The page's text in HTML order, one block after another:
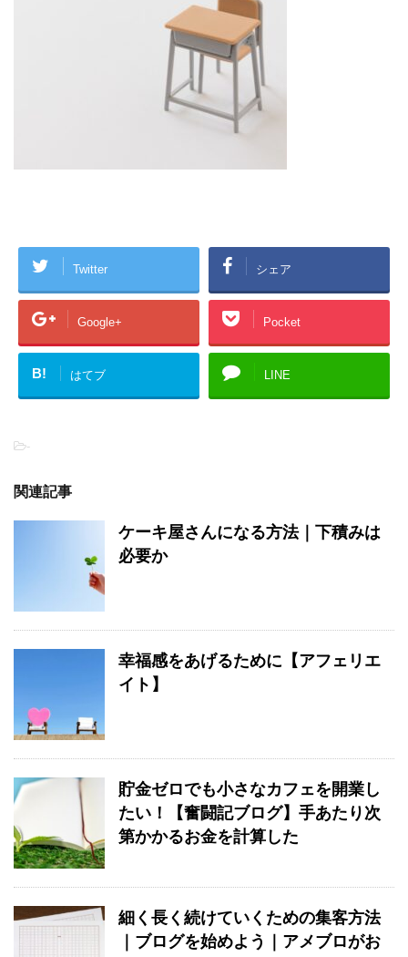
Twitter シェア
Google+ Pocket
B! はてブ LINE
-
関連記事
ケーキ屋さんになる方法｜下積みは
必要か
幸福感をあげるために【アフェリエ
イト】
貯金ゼロでも小さなカフェを開業し
たい！【奮闘記ブログ】手あたり次
第かかるお金を計算した
細く長く続けていくための集客方法
｜ブログを始めよう｜アメブロがお